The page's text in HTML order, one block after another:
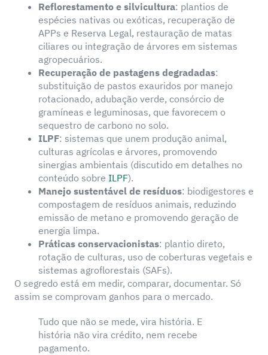
Reflorestamento e silvicultura: plantios de
espécies nativas ou exóticas, recuperação de
APPs e Reserva Legal, restauração de matas
ciliares ou integração de árvores em sistemas
agropecuários.
Recuperação de pastagens degradadas:
substituição de pastos exauridos por manejo
rotacionado, adubação verde, consórcio de
gramíneas e leguminosas, que favorecem o
sequestro de carbono no solo.
ILPF: sistemas que unem produção animal,
culturas agrícolas e árvores, promovendo
sinergias ambientais (discutido em detalhes no
conteúdo sobre ILPF).
Manejo sustentável de resíduos: biodigestores e
compostagem de resíduos animais, reduzindo
emissão de metano e promovendo geração de
energia limpa.
Práticas conservacionistas: plantio direto,
rotação de culturas, uso de coberturas vegetais e
sistemas agroflorestais (SAFs).
O segredo está em medir, comparar, documentar. Só
assim se comprovam ganhos para o mercado.
Tudo que não se mede, vira história. E
história não vira crédito, nem recebe
pagamento.